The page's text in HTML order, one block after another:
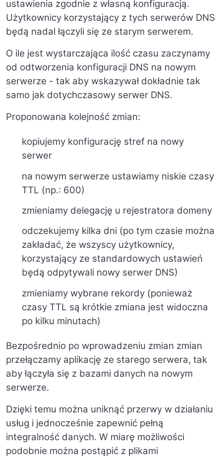
ustawienia zgodnie z własną konfiguracją.
Użytkownicy korzystający z tych serwerów DNS
będą nadal łączyli się ze starym serwerem.
O ile jest wystarczająca ilość czasu zaczynamy
od odtworzenia konfiguracji DNS na nowym
serwerze - tak aby wskazywał dokładnie tak
samo jak dotychczasowy serwer DNS.
Proponowana kolejność zmian:
kopiujemy konfigurację stref na nowy
serwer
na nowym serwerze ustawiamy niskie czasy
TTL (np.: 600)
zmieniamy delegację u rejestratora domeny
odczekujemy kilka dni (po tym czasie można
zakładać, że wszyscy użytkownicy,
korzystający ze standardowych ustawień
będą odpytywali nowy serwer DNS)
zmieniamy wybrane rekordy (ponieważ
czasy TTL są krótkie zmiana jest widoczna
po kilku minutach)
Bezpośrednio po wprowadzeniu zmian zmian
przełączamy aplikację ze starego serwera, tak
aby łączyła się z bazami danych na nowym
serwerze.
Dzięki temu można uniknąć przerwy w działaniu
usług i jednocześnie zapewnić pełną
integralność danych. W miarę możliwości
podobnie można postąpić z plikami